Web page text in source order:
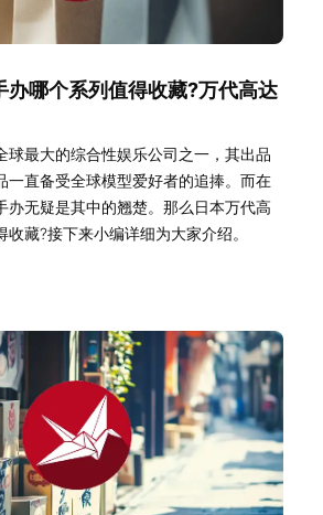
办哪个系列值得收藏?万代高达
球最大的综合性娱乐公司之一，其出品
一直备受全球模型爱好者的追捧。而在
办无疑是其中的翘楚。那么日本万代高
藏?接下来小编详细为大家介绍。